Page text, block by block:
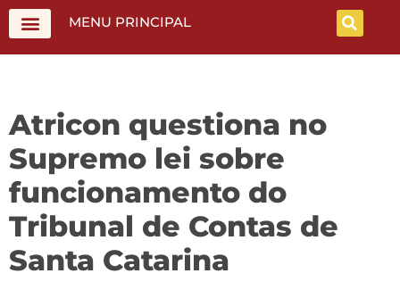
MENU PRINCIPAL
Atricon questiona no
Supremo lei sobre
funcionamento do
Tribunal de Contas de
Santa Catarina